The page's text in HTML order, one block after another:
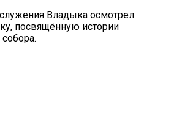
Владыка осмотрел
посвящённую истории